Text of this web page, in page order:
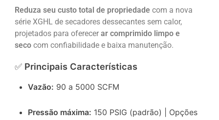
Reduza seu custo total de propriedade com a nova
série XGHL de secadores dessecantes sem calor,
projetados para oferecer ar comprimido limpo e
seco com confiabilidade e baixa manutenção.
✅ Principais Características
Vazão: 90 a 5000 SCFM
Pressão máxima: 150 PSIG (padrão) | Opções